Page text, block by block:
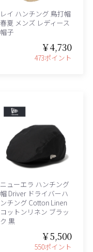
レイ ハンチング 鳥打帽
春夏 メンズ レディース
帽子
￥4,730
473ポイント
ニューエラ ハンチング
帽 Driver ドライバーハ
ンチング Cotton Linen
コットンリネン ブラッ
ク 黒
￥5,500
550ポイント